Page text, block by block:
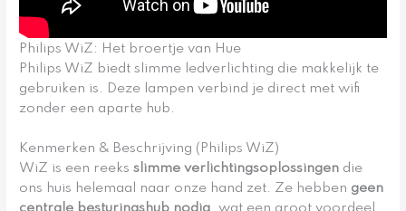
Philips WiZ: Het broertje van Hue
Philips WiZ biedt slimme ledverlichting die makkelijk te
gebruiken is. Deze lampen verbind je direct met wifi
zonder een aparte hub.
Kenmerken & Beschrijving (Philips WiZ)
WiZ is een reeksslimme verlichtingsoplossingen die
ons huis helemaal naar onze hand zet. Ze hebben geen
centrale besturingshub nodig, wat een groot voordeel